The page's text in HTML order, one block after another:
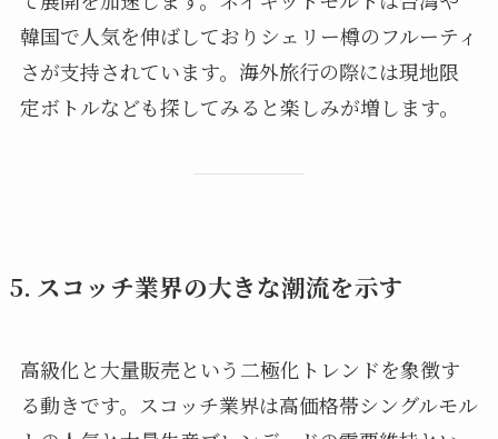
韓国で人気を伸ばしておりシェリー樽のフルーティ
さが支持されています。海外旅行の際には現地限
定ボトルなども探してみると楽しみが増します。
5. スコッチ業界の大きな潮流を示す
高級化と大量販売という二極化トレンドを象徴す
る動きです。スコッチ業界は高価格帯シングルモル